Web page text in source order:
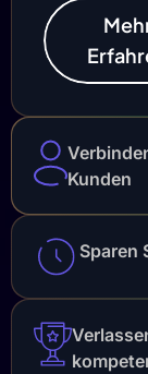
Kunden
Sparen